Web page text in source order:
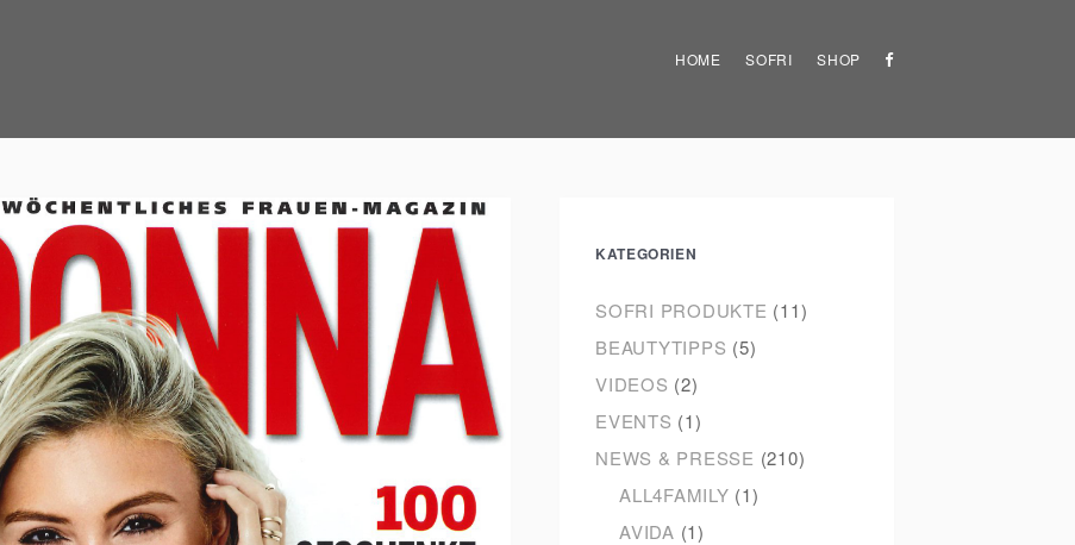
HOME SOFRI SHOP
KATEGORIEN
SOFRI PRODUKTE (11)
BEAUTYTIPPS (5)
VIDEOS (2)
EVENTS (1)
NEWS & PRESSE (210)
ALL4FAMILY (1)
AVIDA (1)